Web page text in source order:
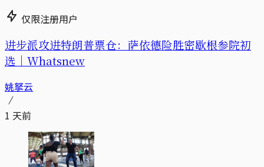
仅限注册用户
进步派攻进特朗普票仓：萨依德险胜密歇根参院初
选｜Whatsnew
姚拏云
1 天前